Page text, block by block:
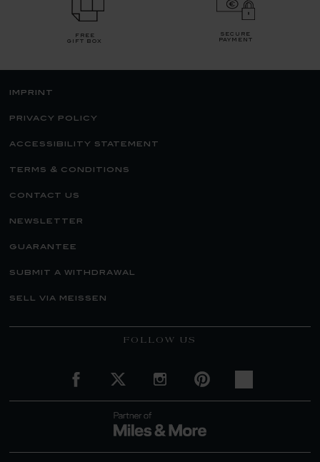
free
gift box
secure
payment
imprint
privacy policy
accessibility statement
terms & conditions
contact us
newsletter
guarantee
submit a withdrawal
sell via meissen
FOLLOW US